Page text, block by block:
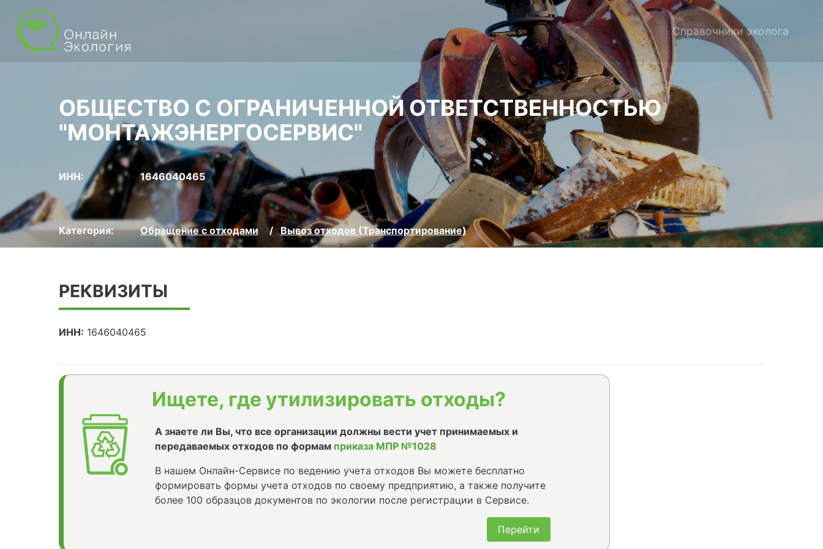
Справочники эколога
ОБЩЕСТВО С ОГРАНИЧЕННОЙ ОТВЕТСТВЕННОСТЬЮ
"МОНТАЖЭНЕРГОСЕРВИС"
ИНН: 1646040465
Категория: Обращение с отходами Вывоз отходов (Транспортирование)
РЕКВИЗИТЫ
ИНН: 1646040465
Ищете, где утилизировать отходы?
А знаете ли Вы, что все организации должны вести учет принимаемых и
передаваемых отходов по формам приказа МПР №1028
В нашем Онлайн-Сервисе по ведению учета отходов Вы можете бесплатно
формировать формы учета отходов по своему предприятию, а также получите
более 100 образцов документов по экологии после регистрации в Сервисе.
Перейти